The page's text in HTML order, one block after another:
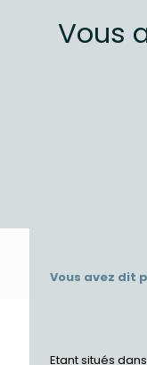
Vous
Published by
Vous avez dit
Etant situés